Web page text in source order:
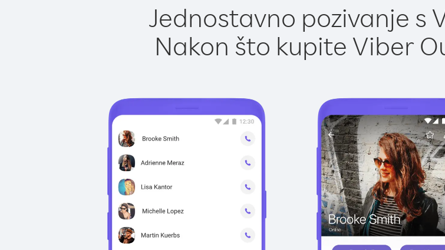
Jednostavno pozivanje s
Nakon što kupite Viber